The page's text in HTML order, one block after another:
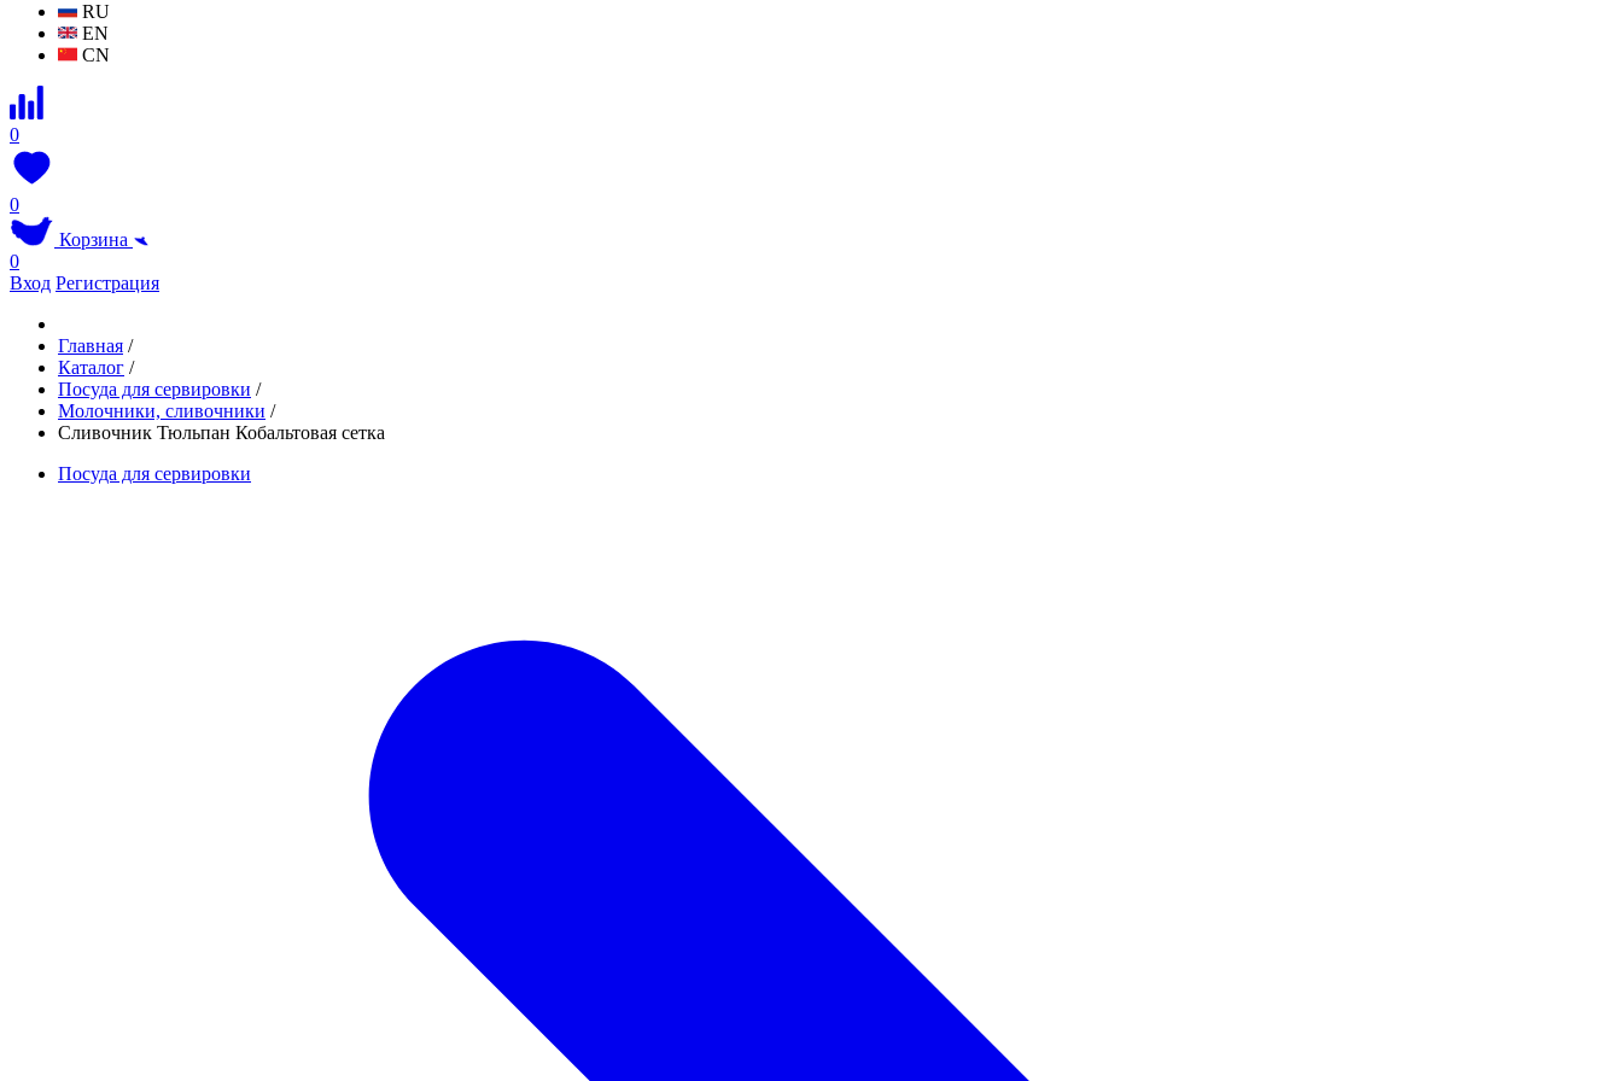
RU
EN
CN
0
0
Корзина
0
Вход Регистрация
Главная /
Каталог /
Посуда для сервировки /
Молочники, сливочники /
Сливочник Тюльпан Кобальтовая сетка
Посуда для сервировки